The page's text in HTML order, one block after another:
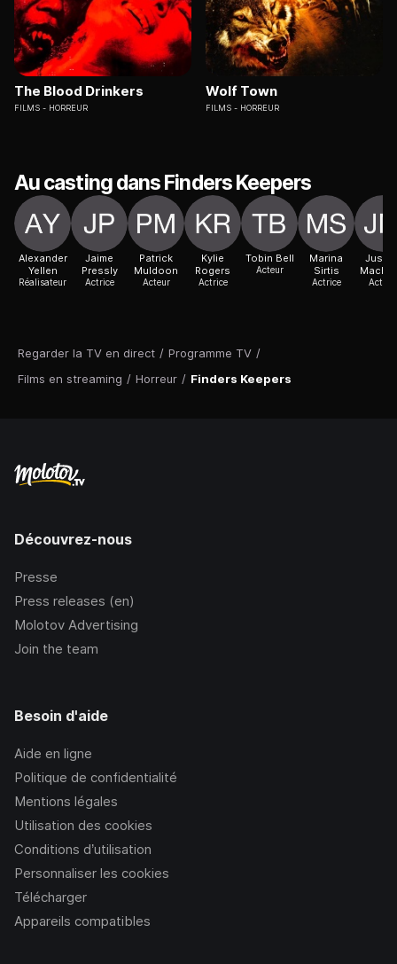
Regarder la TV en direct / Programme TV /
Films en streaming / Horreur / Finders Keepers
The Blood Drinkers
FILMS HORREUR
Wolf Town
FILMS HORREUR
Au casting dans Finders Keepers
Alexander
Yellen
Réalisateur
Jaime
Pressly
Actrice
Patrick
Muldoon
Acteur
Kylie
Rogers
Actrice
Tobin Bell
Acteur
Marina
Sirtis
Actrice Actrice
Découvrez-nous
Presse
Press releases (en)
Molotov Advertising
Join the team
Besoin d'aide
Aide en ligne
Politique de confidentialité
Mentions légales
Utilisation des cookies
Conditions d’utilisation
Personnaliser les cookies
Télécharger
Appareils compatibles